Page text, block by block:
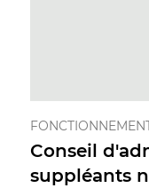
Conseil
suppléants